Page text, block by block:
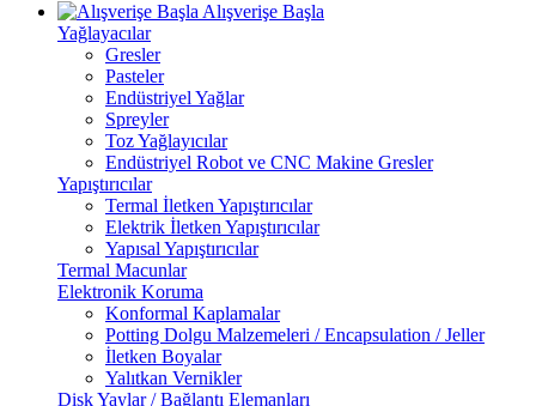
Alışverişe Başla
Yağlayacılar
Gresler
Pasteler
Endüstriyel Yağlar
Spreyler
Toz Yağlayıcılar
Endüstriyel Robot ve CNC Makine Gresler
Yapıştırıcılar
Termal İletken Yapıştırıcılar
Elektrik İletken Yapıştırıcılar
Yapısal Yapıştırıcılar
Termal Macunlar
Elektronik Koruma
Konformal Kaplamalar
Potting Dolgu Malzemeleri / Encapsulation / Jeller
İletken Boyalar
Yalıtkan Vernikler
Disk Yaylar / Bağlantı Elemanları